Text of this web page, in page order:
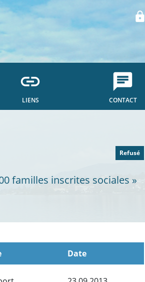
lock
link
LIENS
chat
CONTACT
Refusé
familles inscrites sociales »
Date